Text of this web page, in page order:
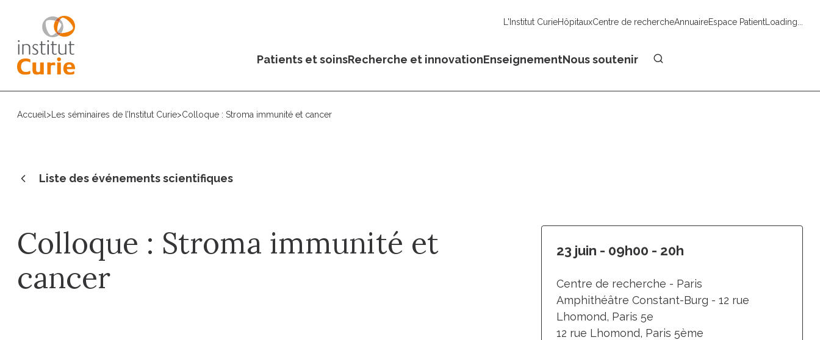
L'Institut CurieHôpitauxCentre de rechercheAnnuaireEspace PatientLoading...
Patients et soinsRecherche et innovationEnseignementNous soutenir
Accueil > Les séminaires de l’Institut Curie>Colloque : Stroma immunité et cancer
Liste des événements scientifiques
Colloque : Stroma immunité et
cancer
23 juin - 09h00 - 20h
Centre de recherche - Paris
Amphithéâtre Constant-Burg - 12 rue
Lhomond, Paris 5e
12 rue Lhomond, Paris 5ème